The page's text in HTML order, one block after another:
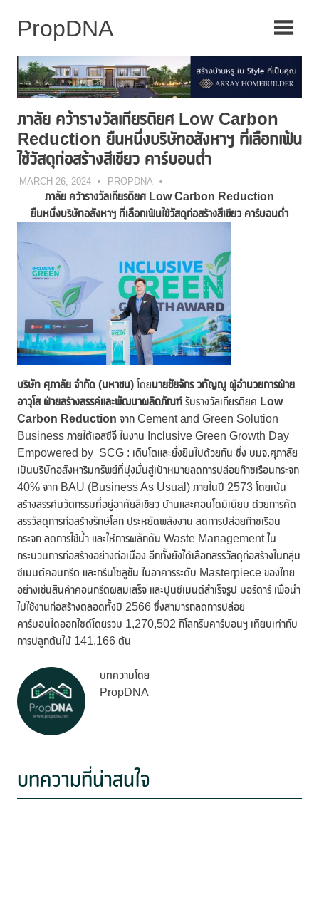
ภาลัย คว้ารางวัลเกียรติยศ Low Carbon
Reduction ยืนหนึ่งบริษัทอสังหาฯ ที่เลือกเฟ้น
ใช้วัสดุก่อสร้างสีเขียว คาร์บอนต่ำ
MARCH 26, 2024 PROPDNA
ภาลัย คว้ารางวัลเกียรติยศ Low Carbon Reduction
ยืนหนึ่งบริษัทอสังหาฯ ที่เลือกเฟ้นใช้วัสดุก่อสร้างสีเขียว คาร์บอนต่ำ
บริษัท ศุภาลัย จำกัด (มหาชน) โดยนายชัยจักร วทัญญู ผู้อำนวยการฝ่าย
อาวุโส ฝ่ายสร้างสรรค์และพัฒนาผลิตภัณฑ์รับรางวัลเกียรติยศ Low
Carbon Reduction จาก Cement and Green Solution
Business ภายใต้เอสซีจี ในงาน Inclusive Green Growth Day
Empowered by SCG : เติบโตและยั่งยืนไปด้วยกัน ซึ่ง บมจ.ศุภาลัย
เป็นบริษัทอสังหาริมทรัพย์ที่มุ่งมั่นสู่เป้าหมายลดการปล่อยก๊าซเรือนกระจก
40% จาก BAU (Business As Usual) ภายในปี 2573 โดยเน้น
สร้างสรรค์นวัตกรรมที่อยู่อาศัยสีเขียว บ้านและคอนโดมิเนียม ด้วยการคัด
สรรวัสดุการก่อสร้างรักษ์โลก ประหยัดพลังงาน ลดการปล่อยก๊าซเรือน
กระจก ลดการใช้น้ำ และให้การผลักดัน Waste Management ใน
กระบวนการก่อสร้างอย่างต่อเนื่อง อีกทั้งยังได้เลือกสรรวัสดุก่อสร้างในกลุ่ม
ซีเมนต์คอนกรีต และกรีนโซลูชัน ในอาคารระดับ Masterpiece ของไทย
อย่างเช่นสินค้าคอนกรีตผสมเสร็จ และปูนซีเมนต์สำเร็จรูป มอร์ตาร์ เพื่อนำ
ไปใช้งานก่อสร้างตลอดทั้งปี 2566 ซึ่งสามารถลดการปล่อย
คาร์บอนไดออกไซด์โดยรวม 1,270,502 กิโลกรัมคาร์บอนฯ เทียบเท่ากับ
การปลูกต้นไม้ 141,166 ต้น
บทความโดย
PropDNA
บทความที่น่าสนใจ